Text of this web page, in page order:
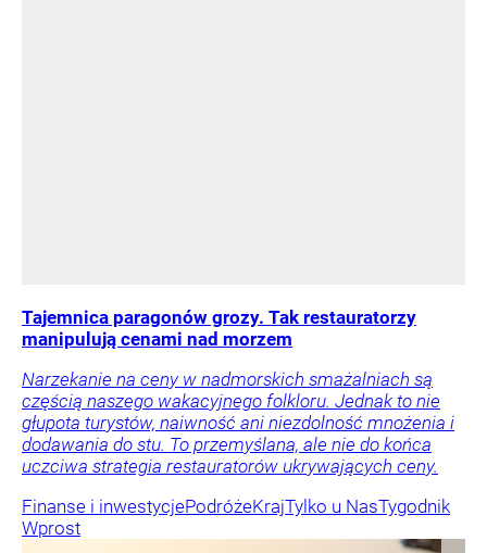
Tajemnica paragonów grozy. Tak restauratorzy
manipulują cenami nad morzem
Narzekanie na ceny w nadmorskich smażalniach są
częścią naszego wakacyjnego folkloru. Jednak to nie
głupota turystów, naiwność ani niezdolność mnożenia i
dodawania do stu. To przemyślana, ale nie do końca
uczciwa strategia restauratorów ukrywających ceny.
Finanse i inwestycjePodróżeKrajTylko u NasTygodnik
Wprost